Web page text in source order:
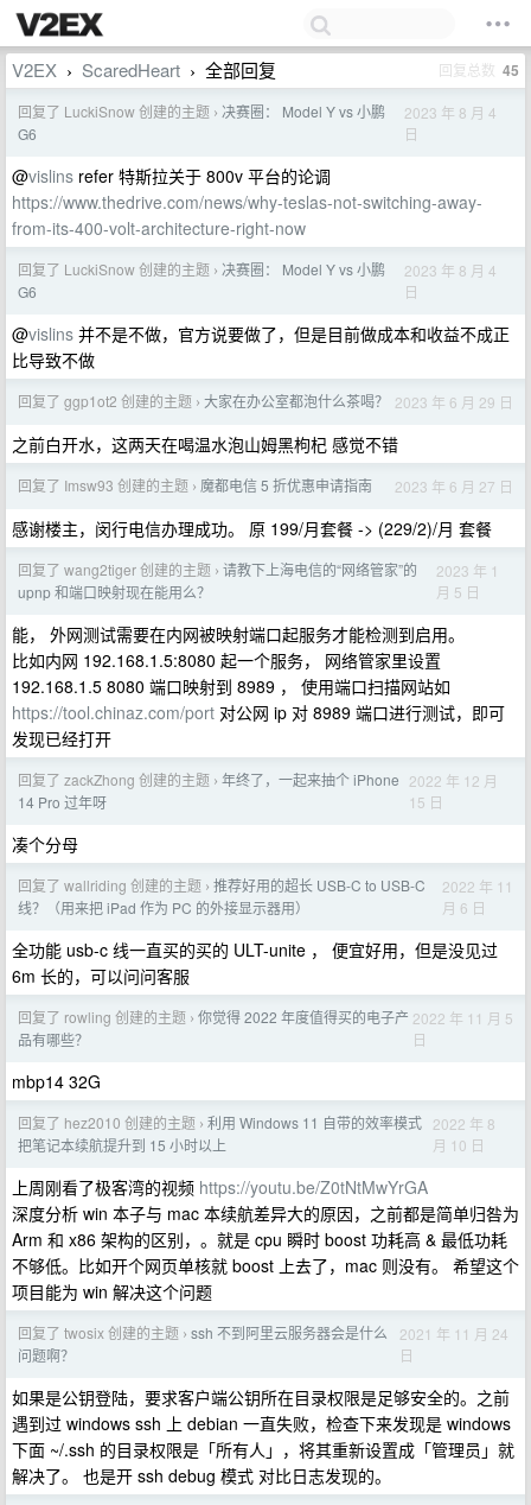
V2EX › ScaredHeart › 全部回复 回复总数 45
回复了 LuckiSnow 创建的主题 › 决赛圈： Model Y vs 小鹏
G6
2023 年 8 月 4
日
@vislins refer 特斯拉关于 800v 平台的论调
https://www.thedrive.com/news/why-teslas-not-switching-away-
from-its-400-volt-architecture-right-now
回复了 LuckiSnow 创建的主题 › 决赛圈： Model Y vs 小鹏
G6
2023 年 8 月 4
日
@vislins 并不是不做，官方说要做了，但是目前做成本和收益不成正
比导致不做
回复了 ggp1ot2 创建的主题 › 大家在办公室都泡什么茶喝？ 2023 年 6 月 29 日
之前白开水，这两天在喝温水泡山姆黑枸杞 感觉不错
回复了 Imsw93 创建的主题 › 魔都电信 5 折优惠申请指南 2023 年 6 月 27 日
感谢楼主，闵行电信办理成功。 原 199/月套餐 -> (229/2)/月 套餐
回复了 wang2tiger 创建的主题 › 请教下上海电信的“网络管家”的
upnp 和端口映射现在能用么？
2023 年 1
月 5 日
能， 外网测试需要在内网被映射端口起服务才能检测到启用。
比如内网 192.168.1.5:8080 起一个服务， 网络管家里设置
192.168.1.5 8080 端口映射到 8989 ， 使用端口扫描网站如
https://tool.chinaz.com/port 对公网 ip 对 8989 端口进行测试，即可
发现已经打开
回复了 zackZhong 创建的主题 › 年终了，一起来抽个 iPhone
14 Pro 过年呀
2022 年 12 月
15 日
凑个分母
回复了 wallriding 创建的主题 › 推荐好用的超长 USB-C to USB-C
线？（用来把 iPad 作为 PC 的外接显示器用）
2022 年 11
月 6 日
全功能 usb-c 线一直买的买的 ULT-unite ， 便宜好用，但是没见过
6m 长的，可以问问客服
回复了 rowling 创建的主题 › 你觉得 2022 年度值得买的电子产
品有哪些？
2022 年 11 月 5
日
mbp14 32G
回复了 hez2010 创建的主题 › 利用 Windows 11 自带的效率模式
把笔记本续航提升到 15 小时以上
2022 年 8
月 10 日
上周刚看了极客湾的视频 https://youtu.be/Z0tNtMwYrGA
深度分析 win 本子与 mac 本续航差异大的原因，之前都是简单归咎为
Arm 和 x86 架构的区别，。就是 cpu 瞬时 boost 功耗高 & 最低功耗
不够低。比如开个网页单核就 boost 上去了，mac 则没有。 希望这个
项目能为 win 解决这个问题
回复了 twosix 创建的主题 › ssh 不到阿里云服务器会是什么
问题啊？
2021 年 11 月 24
日
如果是公钥登陆，要求客户端公钥所在目录权限是足够安全的。之前
遇到过 windows ssh 上 debian 一直失败，检查下来发现是 windows
下面 ~/.ssh 的目录权限是「所有人」，将其重新设置成「管理员」就
解决了。 也是开 ssh debug 模式 对比日志发现的。